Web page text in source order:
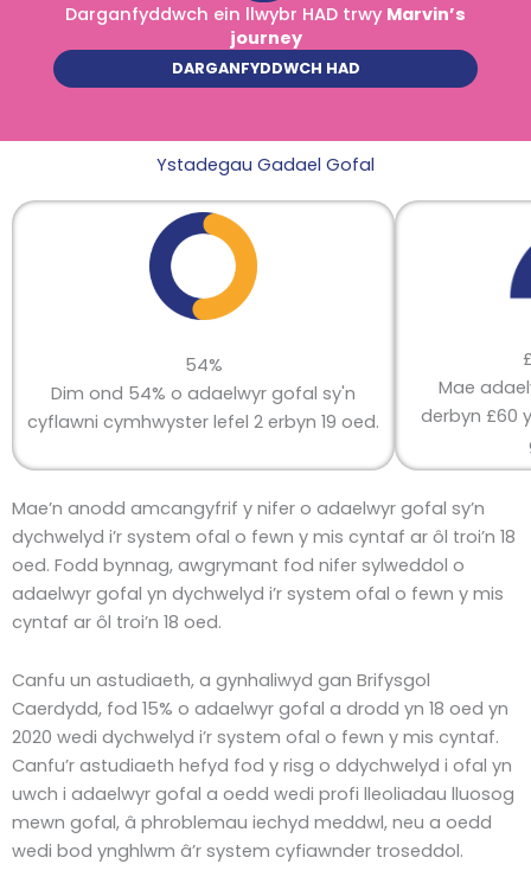
Darganfyddwch ein llwybr HAD trwy Marvin’s
journey
DARGANFYDDWCH HAD
Ystadegau Gadael Gofal
54%
Dim ond 54% o adaelwyr gofal sy'n
cyflawni cymhwyster lefel 2 erbyn 19 oed.
Mae
derbyn £60
Mae’n anodd amcangyfrif y nifer o adaelwyr gofal sy’n
dychwelyd i’r system ofal o fewn y mis cyntaf ar ôl troi’n 18
oed. Fodd bynnag, awgrymant fod nifer sylweddol o
adaelwyr gofal yn dychwelyd i’r system ofal o fewn y mis
cyntaf ar ôl troi’n 18 oed.
Canfu un astudiaeth, a gynhaliwyd gan Brifysgol
Caerdydd, fod 15% o adaelwyr gofal a drodd yn 18 oed yn
2020 wedi dychwelyd i’r system ofal o fewn y mis cyntaf.
Canfu’r astudiaeth hefyd fod y risg o ddychwelyd i ofal yn
uwch i adaelwyr gofal a oedd wedi profi lleoliadau lluosog
mewn gofal, â phroblemau iechyd meddwl, neu a oedd
wedi bod ynghlwm â’r system cyfiawnder troseddol.